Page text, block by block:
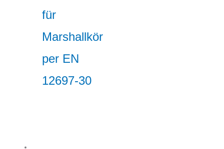
für
Marshallkör
per EN
12697-30